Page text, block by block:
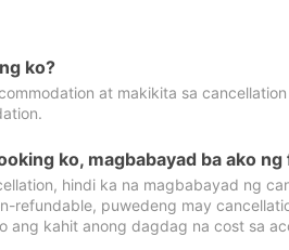
ko?
at makikita sa
ko, magbabayad ba ako ng
hindi ka na magbabayad ng
refundable, puwedeng may
ang kahit anong dagdag na cost sa